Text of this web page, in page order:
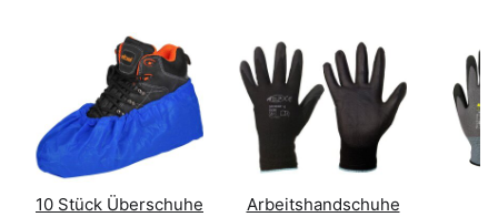
10 Stück Überschuhe
Arbeitshandschuhe